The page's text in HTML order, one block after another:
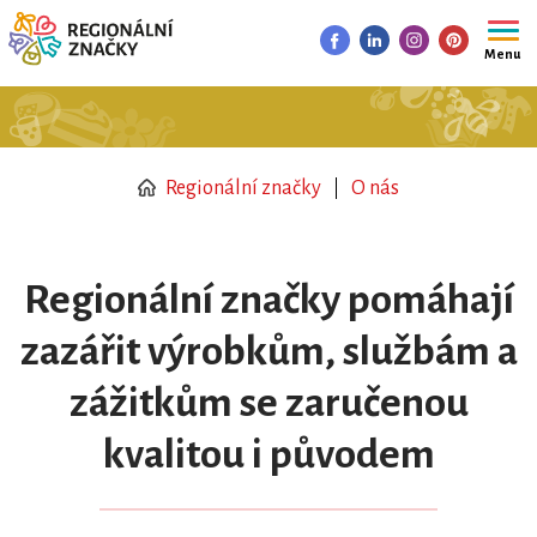
Menu
Regionální značky O nás
Regionální značky pomáhají
zazářit výrobkům, službám a
zážitkům se zaručenou
kvalitou i původem